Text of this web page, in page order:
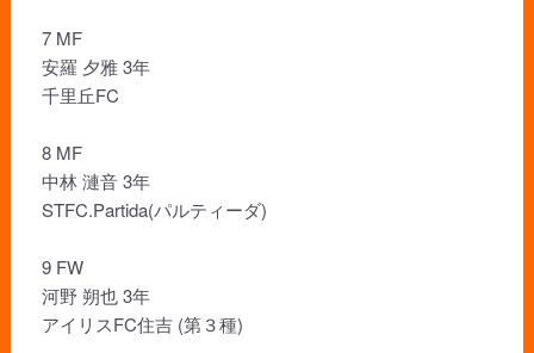
7 MF
安羅 夕雅 3年
千里丘FC
8 MF
中林 漣音 3年
STFC.Partida(パルティーダ)
9 FW
河野 朔也 3年
アイリスFC住吉 (第３種)